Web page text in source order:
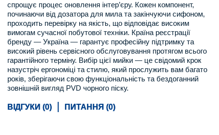
спрощує процес оновлення інтер’єру. Кожен компонент,
починаючи від дозатора для мила та закінчуючи сифоном,
проходить перевірку на якість, що відповідає високим
вимогам сучасної побутової техніки. Країна реєстрації
бренду — Україна — гарантує професійну підтримку та
високий рівень сервісного обслуговування протягом всього
гарантійного терміну. Вибір цієї мийки — це свідомий крок
назустріч ергономіці та стилю, який прослужить вам багато
років, зберігаючи свою функціональність та бездоганний
зовнішній вигляд PVD чорного піску.
ВІДГУКИ (0) ПИТАННЯ (0)